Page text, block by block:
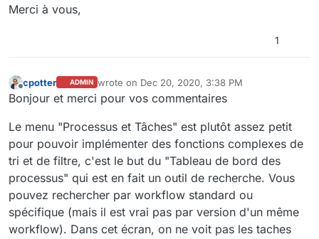
Merci à vous,
1
Offline
cpotter ADMIN wrote on Dec 20, 2020, 3:38 PM
last edited by cpotterDec 20, 2020, 6:28 PM
Bonjour et merci pour vos commentaires
Le menu "Processus et Tâches" est plutôt assez petit
pour pouvoir implémenter des fonctions complexes de
tri et de filtre, c'est le but du "Tableau de bord des
processus" qui est en fait un outil de recherche. Vous
pouvez rechercher par workflow standard ou
spécifique (mais il est vrai pas par version d'un même
workflow). Dans cet écran, on ne voit pas les taches